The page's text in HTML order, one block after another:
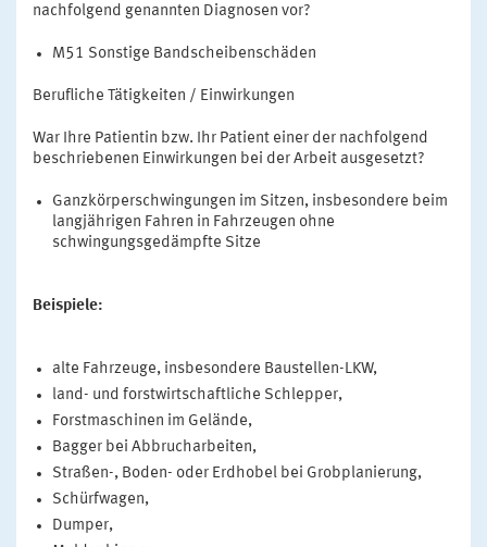
nachfolgend genannten Diagnosen vor?
M51 Sonstige Bandscheibenschäden
Berufliche Tätigkeiten / Einwirkungen
War Ihre Patientin bzw. Ihr Patient einer der nachfolgend
beschriebenen Einwirkungen bei der Arbeit ausgesetzt?
Ganzkörperschwingungen im Sitzen, insbesondere beim
langjährigen Fahren in Fahrzeugen ohne
schwingungsgedämpfte Sitze
Beispiele:
alte Fahrzeuge, insbesondere Baustellen-LKW,
land- und forstwirtschaftliche Schlepper,
Forstmaschinen im Gelände,
Bagger bei Abbrucharbeiten,
Straßen-, Boden- oder Erdhobel bei Grobplanierung,
Schürfwagen,
Dumper,